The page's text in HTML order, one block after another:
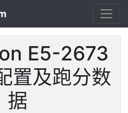
E5-2673
置及跑分数
据